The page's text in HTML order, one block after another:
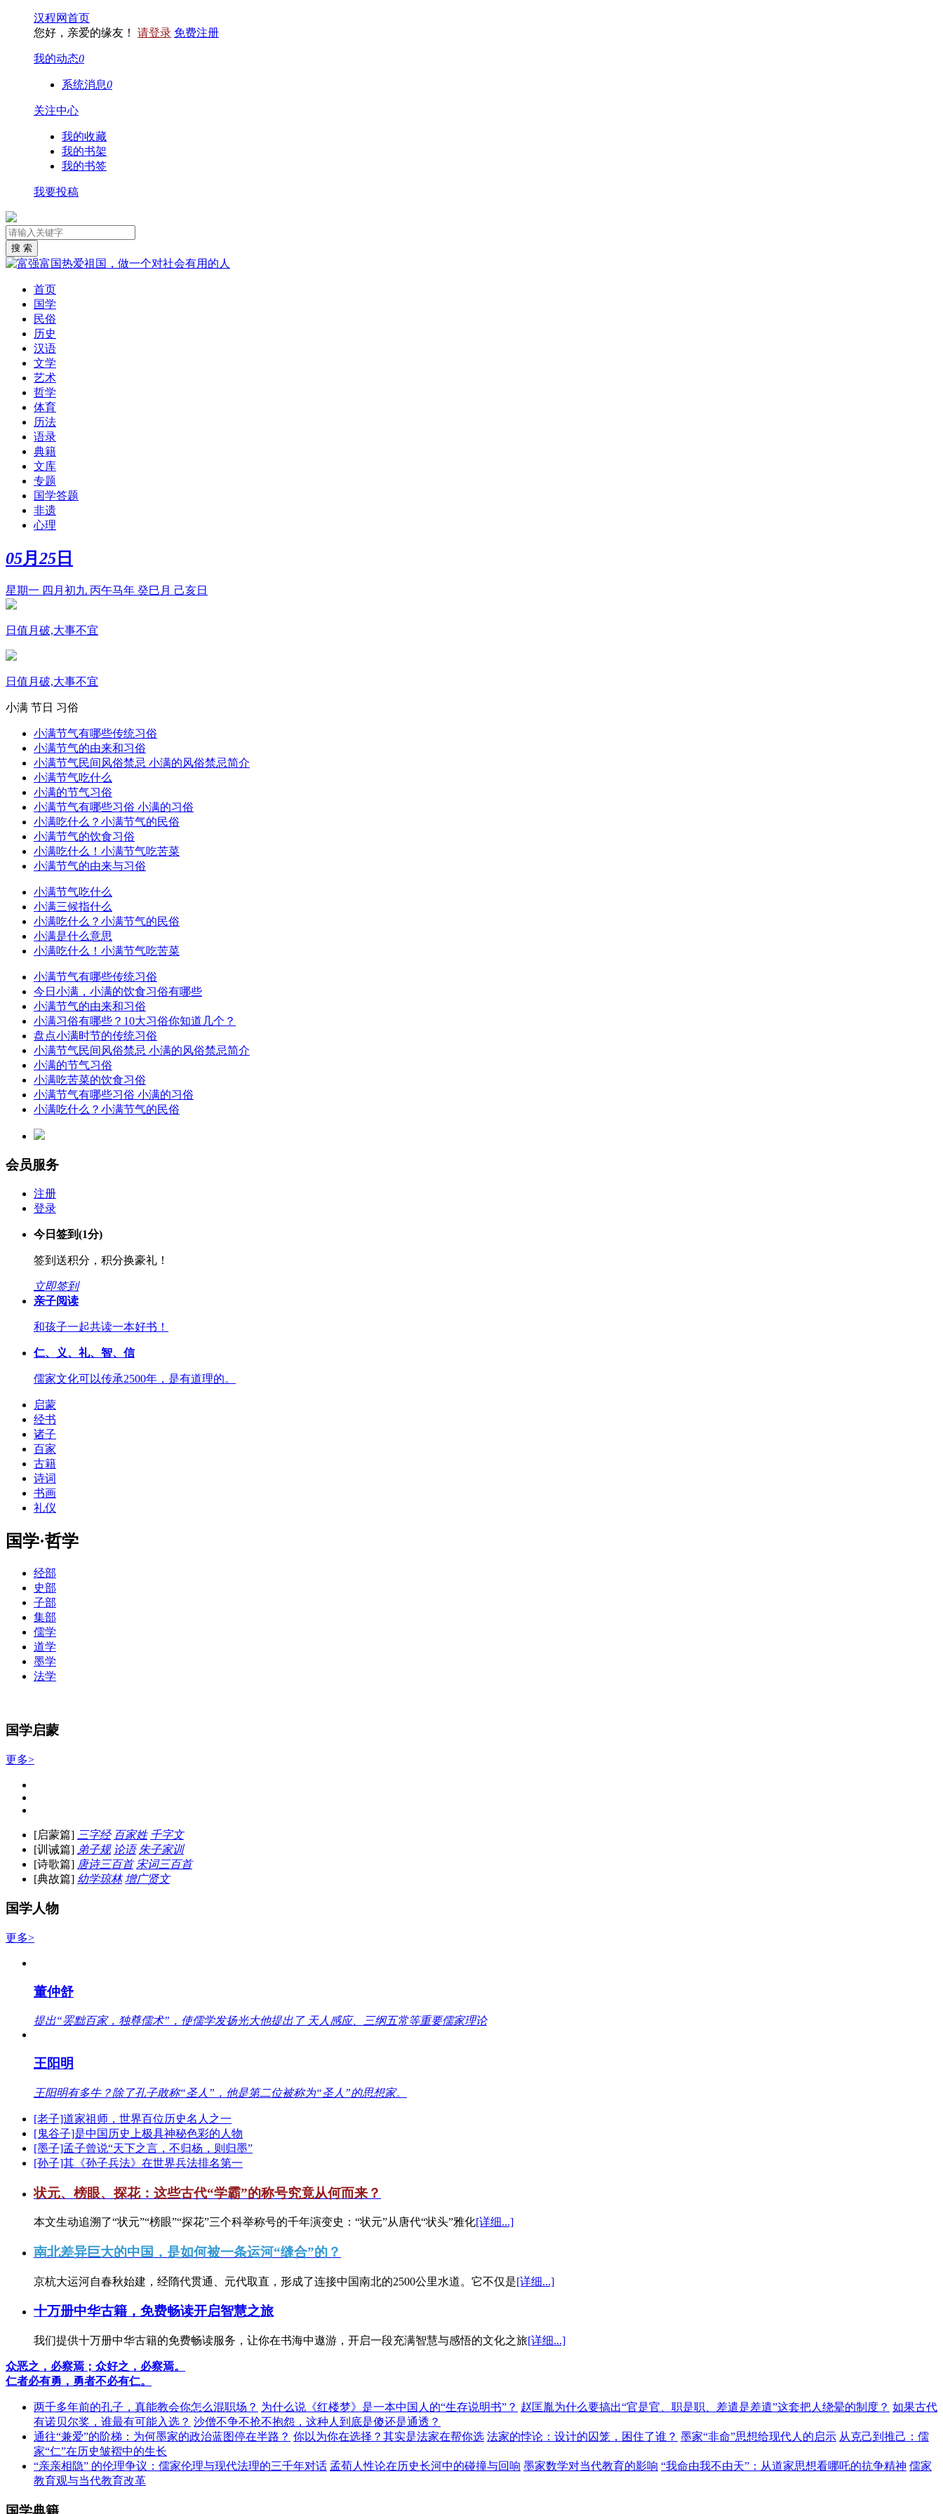
汉程网首页
您好，亲爱的缘友！ 请登录 免费注册
我的动态0
系统消息0
关注中心
我的收藏
我的书架
我的书签
我要投稿
首页
国学
民俗
历史
汉语
文学
艺术
哲学
体育
历法
语录
典籍
文库
专题
国学答题
非遗
心理
05月 25 日
星期一 四月初九 丙午马年 癸巳月 己亥日
日值月破,大事不宜
日值月破,大事不宜
小满 节日 习俗
小满节气有哪些传统习俗
小满节气的由来和习俗
小满节气民间风俗禁忌 小满的风俗禁忌简介
小满节气吃什么
小满的节气习俗
小满节气有哪些习俗 小满的习俗
小满吃什么？小满节气的民俗
小满节气的饮食习俗
小满吃什么！小满节气吃苦菜
小满节气的由来与习俗
小满节气吃什么
小满三候指什么
小满吃什么？小满节气的民俗
小满是什么意思
小满吃什么！小满节气吃苦菜
小满节气有哪些传统习俗
今日小满，小满的饮食习俗有哪些
小满节气的由来和习俗
小满习俗有哪些？10大习俗你知道几个？
盘点小满时节的传统习俗
小满节气民间风俗禁忌 小满的风俗禁忌简介
小满的节气习俗
小满吃苦菜的饮食习俗
小满节气有哪些习俗 小满的习俗
小满吃什么？小满节气的民俗
会员服务
注册
登录
今日签到(1分)
签到送积分，积分换豪礼！
立即签到
亲子阅读
和孩子一起共读一本好书！
仁、义、礼、智、信
儒家文化可以传承2500年，是有道理的。
启蒙
经书
诸子
百家
古籍
诗词
书画
礼仪
国学·哲学
经部
史部
子部
集部
儒学
道学
墨学
法学
国学启蒙
更多>
[启蒙篇] 三字经 百家姓 千字文
[训诫篇] 弟子规 论语 朱子家训
[诗歌篇] 唐诗三百首 宋词三百首
[典故篇] 幼学琼林 增广贤文
国学人物
更多>
董仲舒
提出“罢黜百家，独尊儒术”，使儒学发扬光大他提出了 天人感应、三纲五常等重要儒家理论
王阳明
王阳明有多牛？除了孔子敢称“圣人”，他是第二位被称为“圣人”的思想家。
[老子]道家祖师，世界百位历史名人之一
[鬼谷子]是中国历史上极具神秘色彩的人物
[墨子]孟子曾说“天下之言，不归杨，则归墨”
[孙子]其《孙子兵法》在世界兵法排名第一
状元、榜眼、探花：这些古代“学霸”的称号究竟从何而来？
本文生动追溯了“状元”“榜眼”“探花”三个科举称号的千年演变史：“状元”从唐代“状头”雅化[详细...]
南北差异巨大的中国，是如何被一条运河“缝合”的？
京杭大运河自春秋始建，经隋代贯通、元代取直，形成了连接中国南北的2500公里水道。它不仅是[详细...]
十万册中华古籍，免费畅读开启智慧之旅
我们提供十万册中华古籍的免费畅读服务，让你在书海中遨游，开启一段充满智慧与感悟的文化之旅[详细...]
众恶之，必察焉；众好之，必察焉。
仁者必有勇，勇者不必有仁。
两千多年前的孔子，真能教会你怎么混职场？ 为什么说《红楼梦》是一本中国人的“生存说明书”？ 赵匡胤为什么要搞出“官是官、职是职、差遣是差遣”这套把人绕晕的制度？ 如果古代
有诺贝尔奖，谁最有可能入选？ 沙僧不争不抢不抱怨，这种人到底是傻还是通透？
通往“兼爱”的阶梯：为何墨家的政治蓝图停在半路？ 你以为你在选择？其实是法家在帮你选 法家的悖论：设计的囚笼，困住了谁？ 墨家“非命”思想给现代人的启示 从克己到推己：儒
家“仁”在历史皱褶中的生长
“亲亲相隐” 的伦理争议：儒家伦理与现代法理的三千年对话 孟荀人性论在历史长河中的碰撞与回响 墨家数学对当代教育的影响 “我命由我不由天”：从道家思想看哪吒的抗争精神 儒家
教育观与当代教育改革
国学典籍